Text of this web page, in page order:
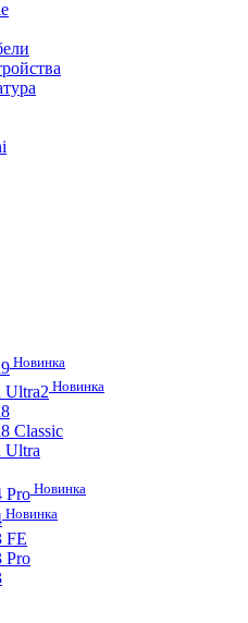
Новинка
Ultra2 Новинка
Classic
Ultra
Pro Новинка
Новинка
FE
Pro